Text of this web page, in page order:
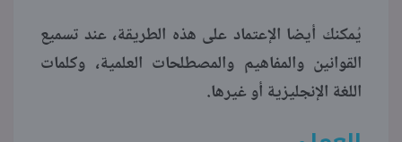
يُمكنك أيضا الإعتماد على هذه الطريقة، عند تسميع
القوانين والمفاهيم والمصطلحات العلمية، وكلمات
اللغة الإنجليزية أو غيرها.